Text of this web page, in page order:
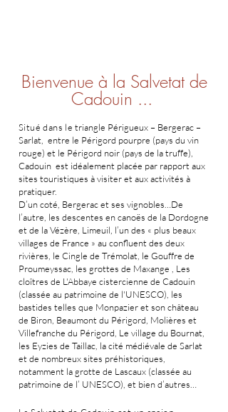
Bienvenue à la Salvetat de
Cadouin ...
Situé dans le triangle Périgueux – Bergerac –
Sarlat, entre le Périgord pourpre (pays du vin
rouge) et le Périgord noir (pays de la truffe),
Cadouin est idéalement placée par rapport aux
sites touristiques à visiter et aux activités à
pratiquer.
D’un coté, Bergerac et ses vignobles…De
l’autre, les descentes en canoës de la Dordogne
et de la Vézère, Limeuil, l’un des « plus beaux
villages de France » au confluent des deux
rivières, le Cingle de Trémolat, le Gouffre de
Proumeyssac, les grottes de Maxange , Les
cloîtres de L'Abbaye cistercienne de Cadouin
(classée au patrimoine de l'UNESCO), les
bastides telles que Monpazier et son château
de Biron, Beaumont du Périgord, Molières et
Villefranche du Périgord, Le village du Bournat,
les Eyzies de Taillac, la cité médiévale de Sarlat
et de nombreux sites préhistoriques,
notamment la grotte de Lascaux (classée au
patrimoine de l’ UNESCO), et bien d’autres…